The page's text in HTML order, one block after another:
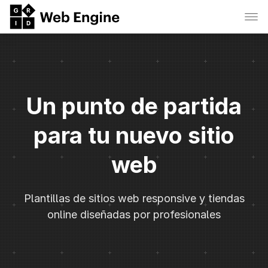
Un punto de partida
para tu nuevo sitio
web
Plantillas de sitios web responsive y tiendas
online diseñadas por profesionales